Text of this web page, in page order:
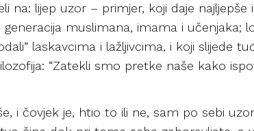
na: lijep uzor – primjer, koji daje
generacija muslimana, imama i učenjaka;
laskavcima i lažljivcima, i koji slijede
“Zatekli smo pretke naše kako
i čovjek je, htio to ili ne, sam po sebi